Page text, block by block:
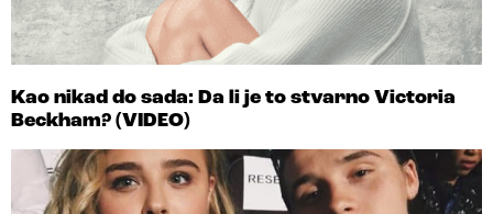
Kao nikad do sada: Da li je to stvarno Victoria
Beckham? (VIDEO)